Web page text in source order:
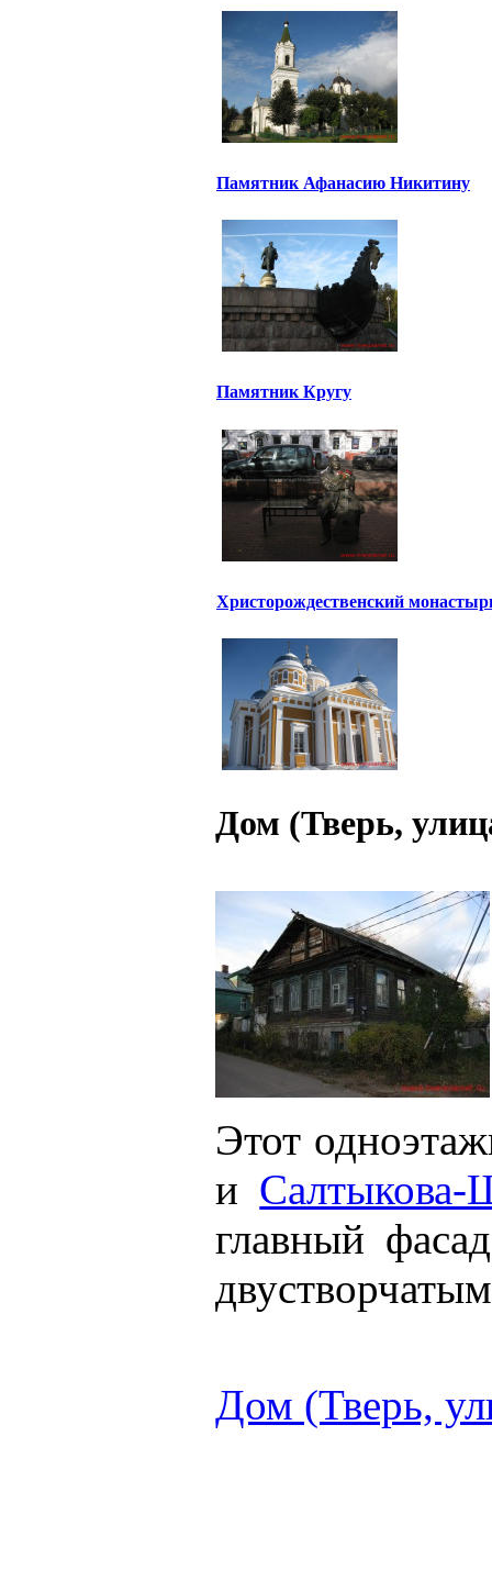
Памятник Афанасию Никитину
Памятник Кругу
Христорождественский
Дом (Тверь,
Этот
и Салтыкова-
главный
Дом (Тверь,